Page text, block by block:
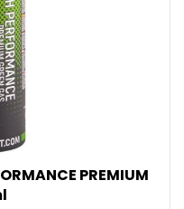
PREMIUM